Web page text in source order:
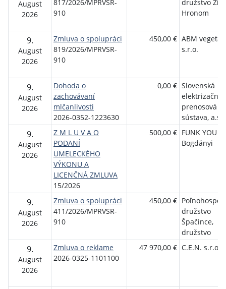
August
2026
817/2026/MPRVSR-
910
družstvo
Hronom
9.
August
2026
Zmluva o spolupráci
819/2026/MPRVSR-
910
450,00 € ABM
s.r.o.
9.
August
2026
Dohoda o
zachovávaní
mlčanlivosti
2026-0352-1223630
0,00 € Slovenská
elektrizačná
prenosová
sústava, a.s.
9.
August
2026
Z M L U V A O
PODANÍ
UMELECKÉHO
VÝKONU A
LICENČNÁ ZMLUVA
15/2026
500,00 € FUNK YOU –
Bogdányi
9.
August
2026
Zmluva o spolupráci
411/2026/MPRVSR-
910
450,00 €
družstvo
Špačince,
družstvo
9.
August
2026
Zmluva o reklame
2026-0325-1101100
47 970,00 € C.E.N. s.r.o.